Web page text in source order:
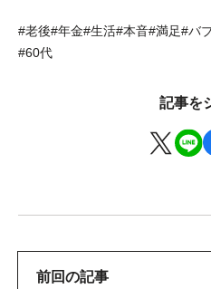
#老後#年金#生活#本音#満足#バ
#60代
記事を
前回の記事